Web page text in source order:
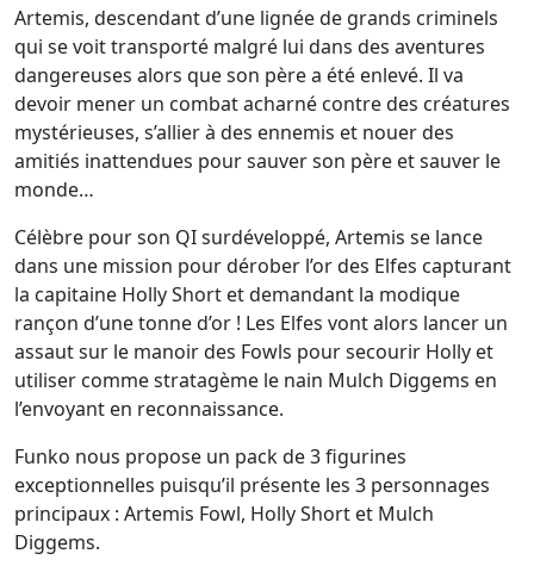
Artemis, descendant d’une lignée de grands criminels
qui se voit transporté malgré lui dans des aventures
dangereuses alors que son père a été enlevé. Il va
devoir mener un combat acharné contre des créatures
mystérieuses, s’allier à des ennemis et nouer des
amitiés inattendues pour sauver son père et sauver le
monde…
Célèbre pour son QI surdéveloppé, Artemis se lance
dans une mission pour dérober l’or des Elfes capturant
la capitaine Holly Short et demandant la modique
rançon d’une tonne d’or ! Les Elfes vont alors lancer un
assaut sur le manoir des Fowls pour secourir Holly et
utiliser comme stratagème le nain Mulch Diggems en
l’envoyant en reconnaissance.
Funko nous propose un pack de 3 figurines
exceptionnelles puisqu’il présente les 3 personnages
principaux : Artemis Fowl, Holly Short et Mulch
Diggems.